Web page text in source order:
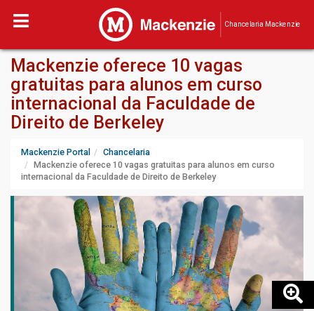
Chancelaria Mackenzie
Mackenzie oferece 10 vagas
gratuitas para alunos em curso
internacional da Faculdade de
Direito de Berkeley
Mackenzie Portal
Chancelaria
Mackenzie oferece 10 vagas gratuitas para alunos em curso
internacional da Faculdade de Direito de Berkeley